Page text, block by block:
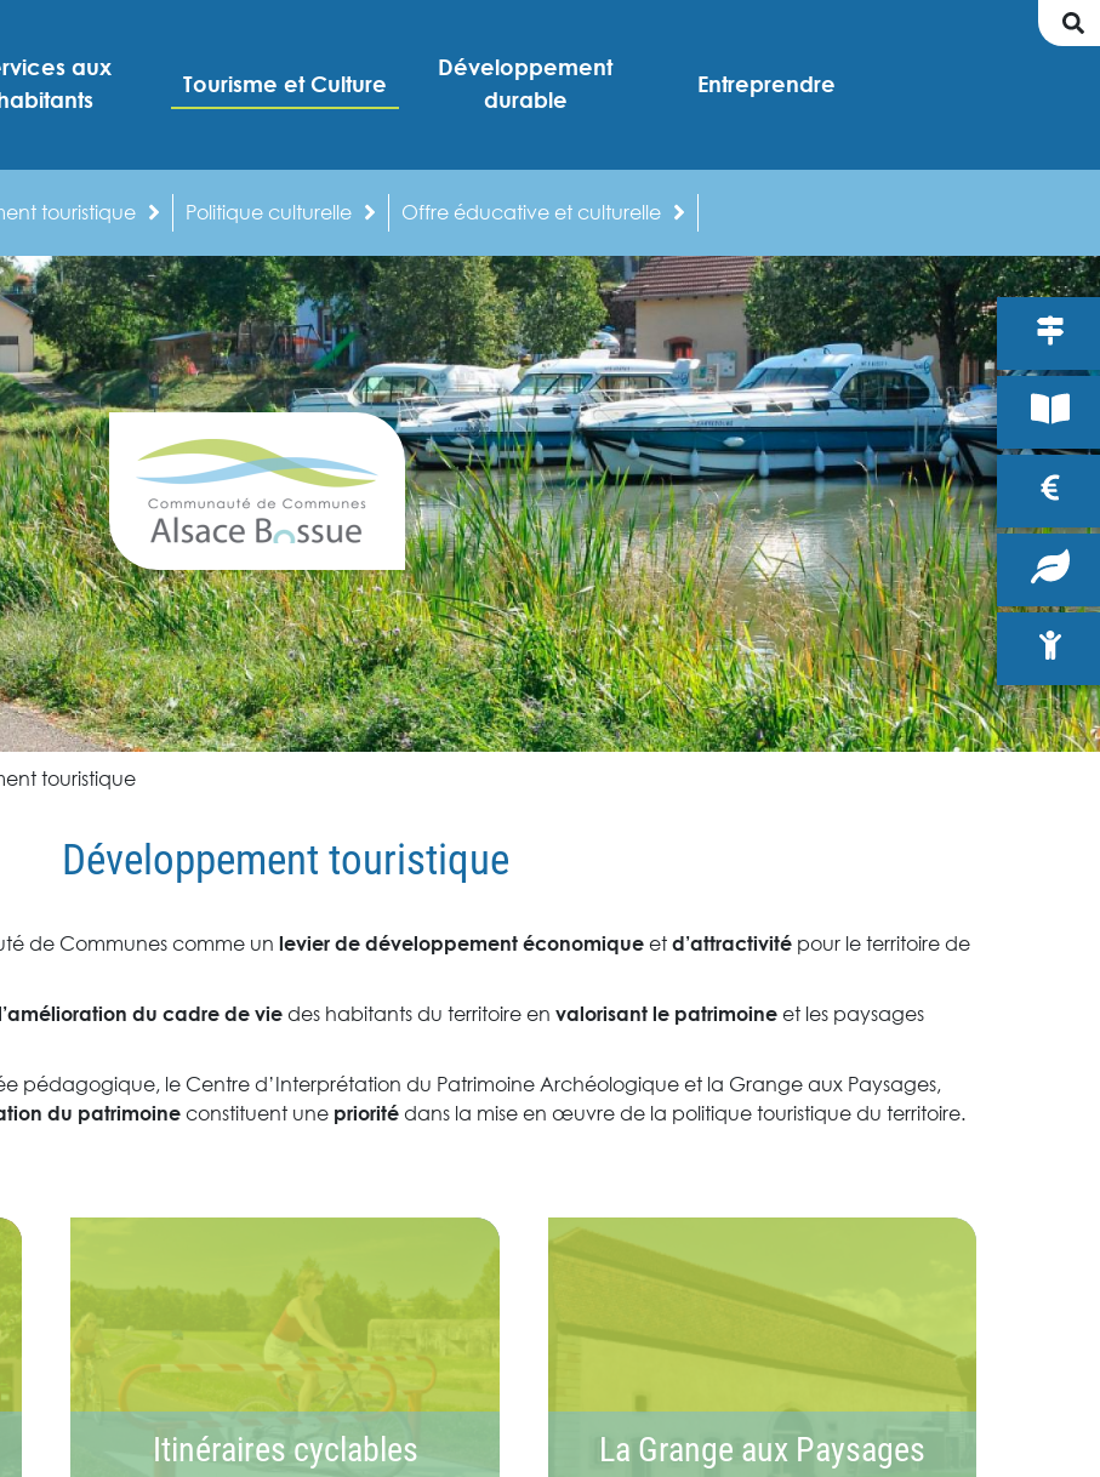
aux
Tourisme et Culture
touristique Politique culturelle Offre éducative et culturelle
Développement
durable
Entreprendre
touristique
Développement touristique
de Communes comme un levier de développement économique et d’attractivité pour le territoire de
du cadre de vie des habitants du territoire en valorisant le patrimoine et les paysages
pédagogique, le Centre d’Interprétation du Patrimoine Archéologique et la Grange aux Paysages,
du patrimoine constituent une priorité dans la mise en œuvre de la politique touristique du territoire.
Itinéraires cyclables La Grange aux Paysages